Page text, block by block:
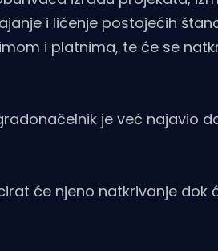
i ličenje postojećih
i platnima, te će se
je već najavio
će njeno natkrivanje dok